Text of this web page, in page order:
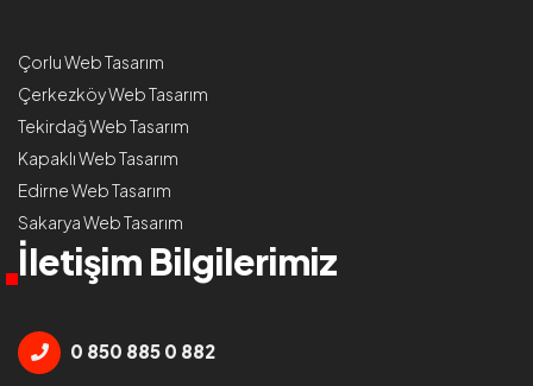
Çorlu Web Tasarım
Çerkezköy Web Tasarım
Tekirdağ Web Tasarım
Kapaklı Web Tasarım
Edirne Web Tasarım
Sakarya Web Tasarım
İletişim Bilgilerimiz
0 850 885 0 882